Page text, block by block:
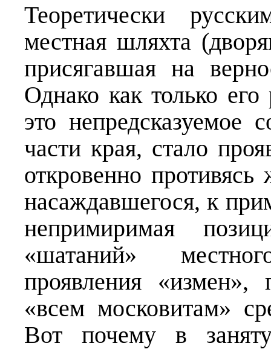
Теоретически
местная шляхта
присягавшая на
Однако как только
это непредсказуемое
части края, стало
откровенно
насаждавшегося, к
непримиримая
«шатаний»
проявления
«всем московитам»
Вот почему в